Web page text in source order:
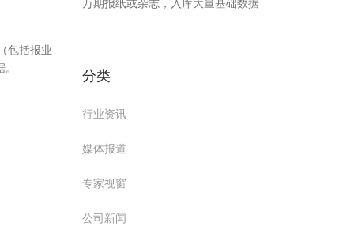
包括报业
分类
行业资讯
媒体报道
专家视窗
公司新闻